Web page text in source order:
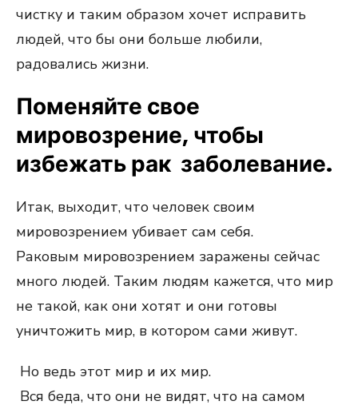
чистку и таким образом хочет исправить
людей, что бы они больше любили,
радовались жизни.
Поменяйте свое
мировозрение, чтобы
избежать рак заболевание.
Итак, выходит, что человек своим
мировозрением убивает сам себя.
Раковым мировозрением заражены сейчас
много людей. Таким людям кажется, что мир
не такой, как они хотят и они готовы
уничтожить мир, в котором сами живут.
Но ведь этот мир и их мир.
Вся беда, что они не видят, что на самом